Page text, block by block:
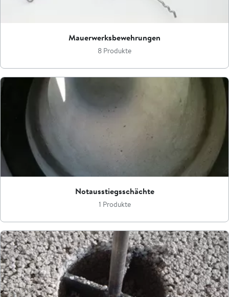
Mauerwerksbewehrungen
8 Produkte
Notausstiegsschächte
1 Produkte